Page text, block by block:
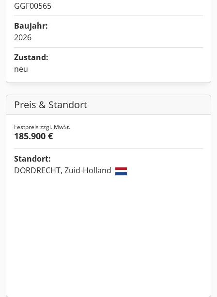
GGF00565
Baujahr:
2026
Zustand:
neu
Preis & Standort
Festpreis zzgl. MwSt.
185.900 €
Standort:
DORDRECHT, Zuid-Holland